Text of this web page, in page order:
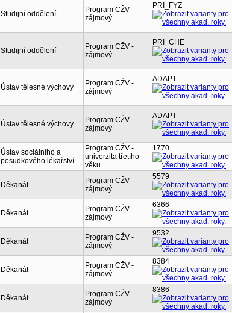
Studijní oddělení
Program CŽV -
zájmový
PRI_FYZ
Studijní oddělení
Program CŽV -
zájmový
PRI_CHE
Ústav tělesné výchovy
Program CŽV -
zájmový
ADAPT
Ústav tělesné výchovy
Program CŽV -
zájmový
ADAPT
Ústav sociálního a
posudkového lékařství
Program CŽV -
univerzita třetího
věku
1770
Děkanát
Program CŽV -
zájmový
5579
Děkanát
Program CŽV -
zájmový
6366
Děkanát
Program CŽV -
zájmový
9532
Děkanát
Program CŽV -
zájmový
8384
Děkanát
Program CŽV -
zájmový
8386